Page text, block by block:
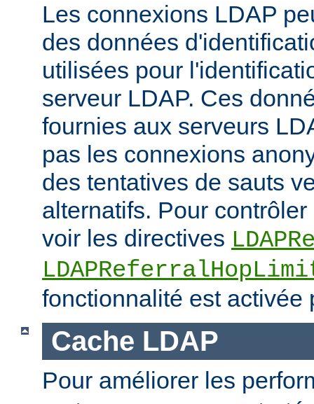
Les connexions LDAP
des données
utilisées pour
serveur LDAP. Ces
fournies aux serveurs
pas les connexions
des tentatives de sauts
alternatifs. Pour
voir les directives
fonctionnalité est activée
Cache LDAP
Pour améliorer les